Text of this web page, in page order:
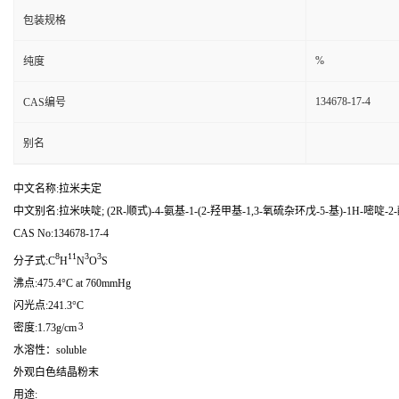
包装规格
纯度 %
CAS编号 134678-17-4
别名
中文名称:拉米夫定
中文别名:拉米呋啶; (2R-顺式)-4-氨基-1-(2-羟甲基-1,3-氧硫杂环戊-5-基)-1H-嘧啶-
CAS No:134678-17-4
分子式:C8H11N3O3S
沸点:475.4°C at 760mmHg
闪光点:241.3°C
密度:1.73g/cm3
水溶性：soluble
外观白色结晶粉末
用途: